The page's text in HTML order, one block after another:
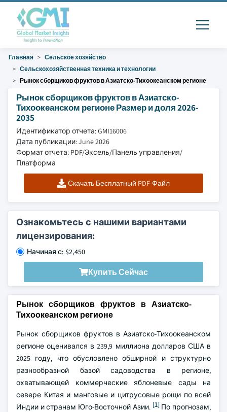
Главная
Сельское хозяйство
Сельскохозяйственная техника и технологии
Рынок сборщиков фруктов в Азиатско-Тихоокеанском регионе
Рынок сборщиков фруктов в Азиатско-
Тихоокеанском регионе Размер и доля 2026-
2035
Идентификатор отчета: GMI16006
Дата публикации: June 2026
Формат отчета: PDF/Эксель/Панель управления/
Платформа
Скачать Бесплатный PDF-Файл
Ознакомьтесь с нашими вариантами
лицензирования:
Начиная с: $2,450
Купить Сейчас
Рынок сборщиков фруктов в Азиатско-
Тихоокеанском регионе
Рынок сборщиков фруктов в Азиатско-Тихоокеанском
регионе оценивался в 239,9 миллиона долларов США в
2025 году, что обусловлено обширной и структурно
разнообразной базой садоводства в регионе,
охватывающей коммерческие яблоневые сады на
севере Китая и манговые и цитрусовые рощи по всей
Индии и странам Юго-Восточной Азии. [1]По прогнозам,